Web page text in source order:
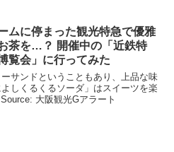
ムに停まった観光特急で優雅
茶を…？ 開催中の「近鉄特
覧会」に行ってみた
サンドということもあり、上品な味
しくるくるソーダ」はスイーツを楽
大阪観光Gアラート